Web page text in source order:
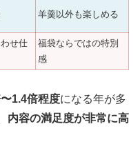
羊羹以外も楽しめる
せ仕
福袋ならではの特別
感
1.4倍程度になる年が多
内容の満足度が非常に高